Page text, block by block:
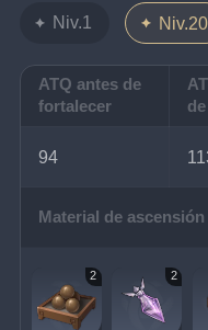
Niv.1 Niv.20
ATQ antes de
fortalecer
94
Material de ascensión
2 2